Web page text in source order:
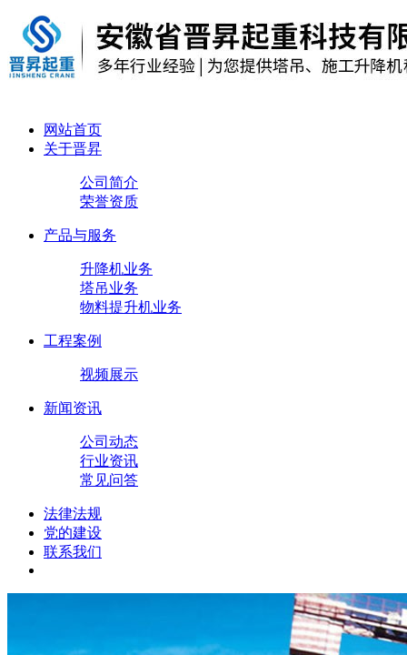
网站首页
关于晋昇
公司简介
荣誉资质
产品与服务
升降机业务
塔吊业务
物料提升机业务
工程案例
视频展示
新闻资讯
公司动态
行业资讯
常见问答
法律法规
党的建设
联系我们